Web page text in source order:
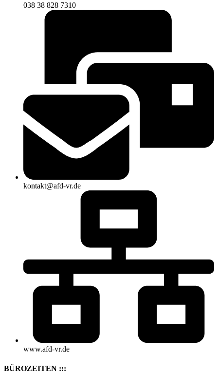
038 38 828 7310
kontakt@afd-vr.de
www.afd-vr.de
BÜROZEITEN :::